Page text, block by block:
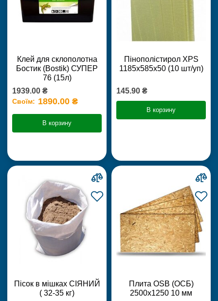
Клей для склополотна
Бостик (Bostik) СУПЕР
76 (15л)
1939.00 ₴
Своїм: 1890.00 ₴
В корзину
Пінополістирол XPS
1185х585х50 (10 шт/уп)
145.90 ₴
В корзину
Пісок в мішках СІЯНИЙ
( 32-35 кг)
Плита OSB (ОСБ)
2500х1250 10 мм